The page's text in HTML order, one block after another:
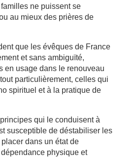
ne puissent se
au mieux des prières de
que les évêques de France
et sans ambiguïté,
en usage dans le renouveau
particulièrement, celles qui
spirituel et à la pratique de
qui le conduisent à
susceptible de déstabiliser les
dans un état de
physique et